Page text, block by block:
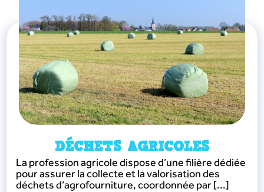
DÉCHETS AGRICOLES
La profession agricole dispose d’une filière dédiée
pour assurer la collecte et la valorisation des
déchets d’agrofourniture, coordonnée par [...]